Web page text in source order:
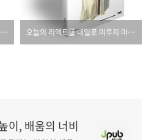
모두가 함께 만들어가는 케라스 딥러닝 나라! 오늘의 리액트를 내일로 미루지 마세요!
이, 배움의 너비